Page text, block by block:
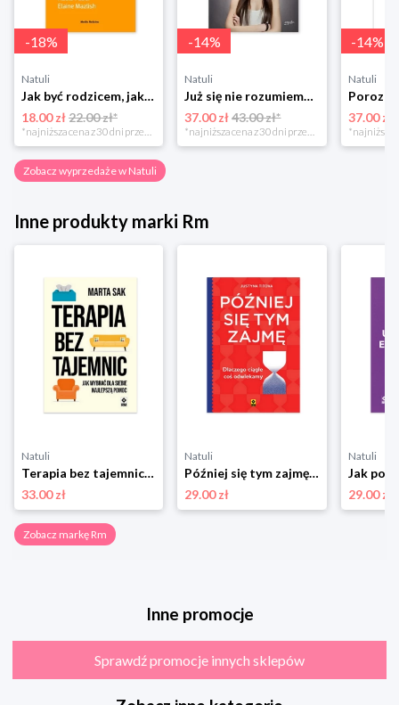
-18%
Natuli
Jak być rodzicem, jakim zawsze chciałeś być Media rodzina
18.00 zł22.00 zł*
*najniższa cena z 30 dni przed obniżką
-14%
Natuli
Już się nie rozumiemy! Jak przeżyć czas trzaskających drzwi Esprit
37.00 zł 43.00 zł*
*najniższa cena z 30 dni przed obniżką
-14%
Natuli
37.00 zł
Zobacz wyprzedaże w Natuli
Inne produkty marki Rm
Natuli
Terapia bez tajemnic Rm
33.00 zł
Natuli
Później się tym zajmę. Dlaczego ciągle coś odwlekamy Rm
29.00 zł
Natuli
29.00 zł
Zobacz markę Rm
Inne promocje
Sprawdź promocje innych sklepów